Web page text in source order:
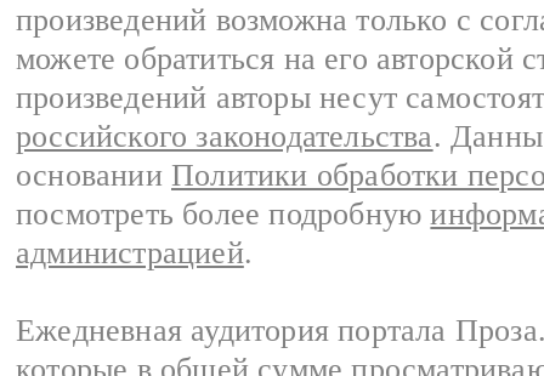
произведений возможна только с
можете обратиться на его авторской
произведений авторы несут
российского законодательства.
основании Политики обработки
посмотреть более подробную
администрацией.
Ежедневная аудитория портала
которые в общей сумме